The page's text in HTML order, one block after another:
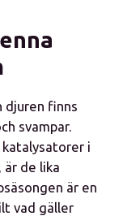
djuren finns
svampar.
i
de lika
är en
vad gäller